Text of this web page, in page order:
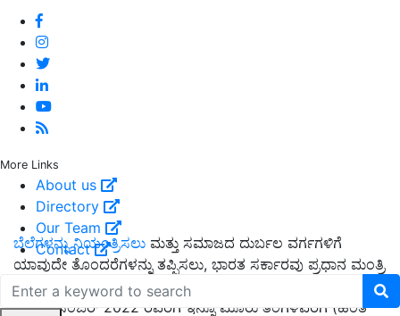
More Links
About us
Directory
Our Team
Contact
ಬೆಲೆಗಳನ್ನು ನಿಯಂತ್ರಿಸಲು ಮತ್ತು ಸಮಾಜದ ದುರ್ಬಲ ವರ್ಗಗಳಿಗೆ
ಯಾವುದೇ ತೊಂದರೆಗಳನ್ನು ತಪ್ಪಿಸಲು, ಭಾರತ ಸರ್ಕಾರವು ಪ್ರಧಾನ ಮಂತ್ರಿ
ಗರೀಬ್ ಕಲ್ಯಾಣ್ ಅನ್ನ ಯೋಜನೆ (PMGKAY) ಅನ್ನು ಅಕ್ಟೋಬರ್ 2022
ರಿಂದ ಡಿಸೆಂಬರ್ 2022 ರವರೆಗೆ ಇನ್ನೂ ಮೂರು ತಿಂಗಳವರೆಗೆ (ಹಂತ